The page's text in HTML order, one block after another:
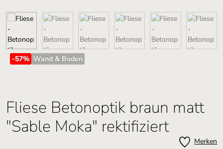
-57% Wand & Boden
Fliese Betonoptik braun matt
"Sable Moka" rektifiziert
Merken